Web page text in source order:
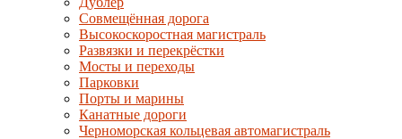
Совмещённая дорога
Высокоскоростная магистраль
Развязки и перекрёстки
Мосты и переходы
Парковки
Порты и марины
Канатные дороги
Черноморская кольцевая автомагистраль